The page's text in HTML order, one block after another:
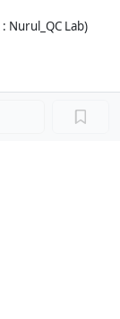
Nurul_QC Lab)